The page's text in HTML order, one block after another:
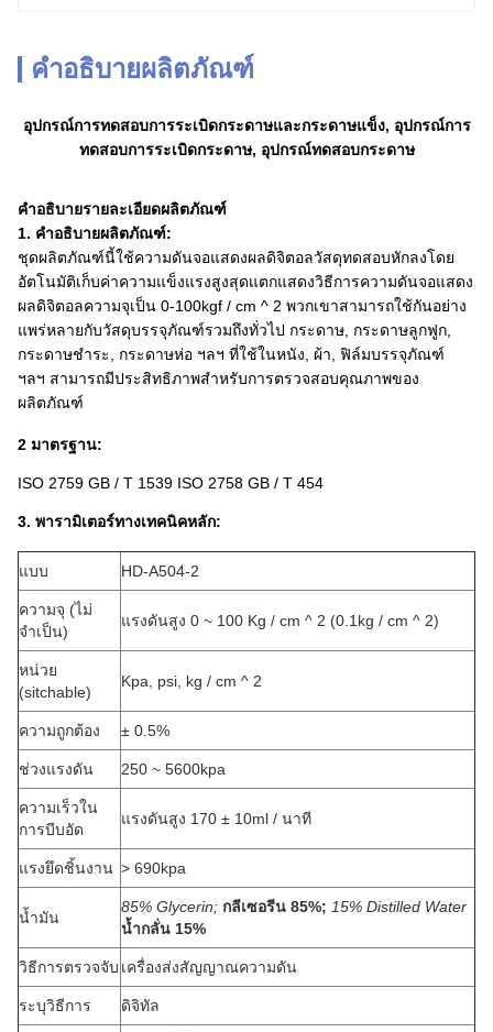
คำอธิบายผลิตภัณฑ์
อุปกรณ์การทดสอบการระเบิดกระดาษและกระดาษแข็ง, อุปกรณ์การ
ทดสอบการระเบิดกระดาษ, อุปกรณ์ทดสอบกระดาษ
คำอธิบายรายละเอียดผลิตภัณฑ์
1. คำอธิบายผลิตภัณฑ์:
ชุดผลิตภัณฑ์นี้ใช้ความดันจอแสดงผลดิจิตอลวัสดุทดสอบหักลงโดย
อัตโนมัติเก็บค่าความแข็งแรงสูงสุดแตกแสดงวิธีการความดันจอแสดง
ผลดิจิตอลความจุเป็น 0-100kgf / cm ^ 2 พวกเขาสามารถใช้กันอย่าง
แพร่หลายกับวัสดุบรรจุภัณฑ์รวมถึงทั่วไป กระดาษ, กระดาษลูกฟูก,
กระดาษชำระ, กระดาษห่อ ฯลฯ ที่ใช้ในหนัง, ผ้า, ฟิล์มบรรจุภัณฑ์
ฯลฯ สามารถมีประสิทธิภาพสำหรับการตรวจสอบคุณภาพของ
ผลิตภัณฑ์
2 มาตรฐาน:
ISO 2759 GB / T 1539 ISO 2758 GB / T 454
3. พารามิเตอร์ทางเทคนิคหลัก:
แบบ HD-A504-2
ความจุ (ไม่
จำเป็น)
แรงดันสูง 0 ~ 100 Kg / cm ^ 2 (0.1kg / cm ^ 2)
หน่วย
(sitchable)
Kpa, psi, kg / cm ^ 2
ความถูกต้อง ± 0.5%
ช่วงแรงดัน 250 ~ 5600kpa
ความเร็วใน
การบีบอัด
แรงดันสูง 170 ± 10ml / นาที
แรงยึดชิ้นงาน > 690kpa
น้ำมัน
85% Glycerin; กลีเซอรีน 85%; 15% Distilled Water
น้ำกลั่น 15%
วิธีการตรวจจับ เครื่องส่งสัญญาณความดัน
ระบุวิธีการ ดิจิทัล